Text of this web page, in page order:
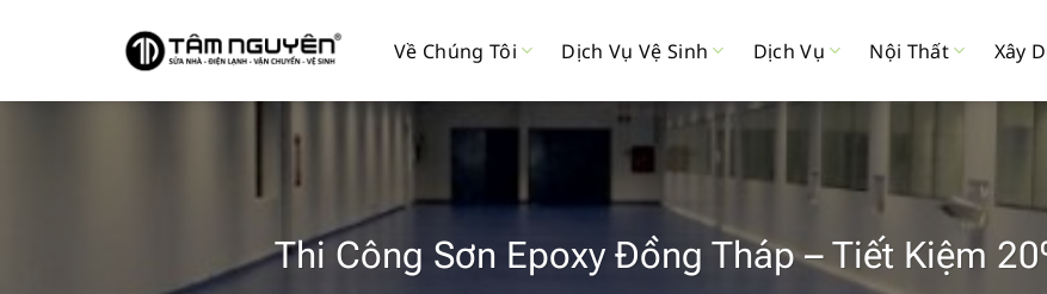
dung
Về Chúng Tôi Dịch Vụ Vệ Sinh Dịch Vụ Nội Thất Xây
Thi Công Sơn Epoxy Đồng Tháp – Tiết Kiệm